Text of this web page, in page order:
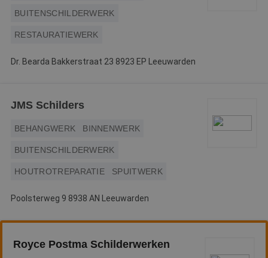
BUITENSCHILDERWERK
RESTAURATIEWERK
Dr. Bearda Bakkerstraat 23 8923 EP Leeuwarden
JMS Schilders
BEHANGWERK BINNENWERK
BUITENSCHILDERWERK
HOUTROTREPARATIE SPUITWERK
Poolsterweg 9 8938 AN Leeuwarden
Royce Postma Schilderwerken